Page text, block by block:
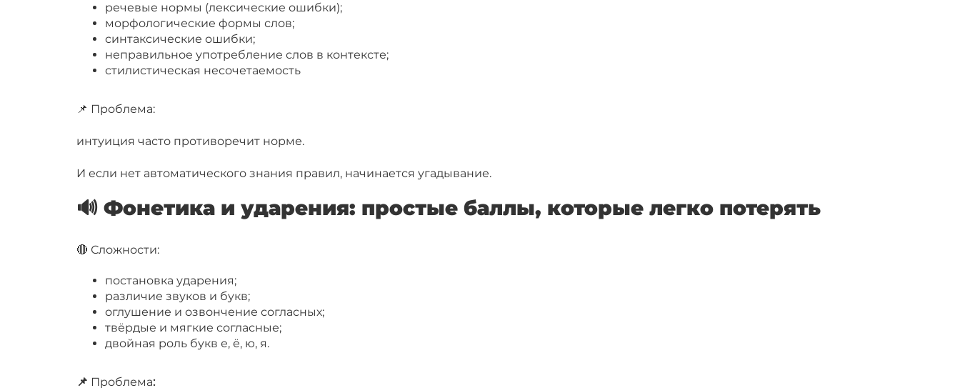
речевые нормы (лексические ошибки);
морфологические формы слов;
синтаксические ошибки;
неправильное употребление слов в контексте;
стилистическая несочетаемость
📌 Проблема:
интуиция часто противоречит норме.
И если нет автоматического знания правил, начинается угадывание.
🔊 Фонетика и ударения: простые баллы, которые легко потерять
🔴 Сложности:
постановка ударения;
различие звуков и букв;
оглушение и озвончение согласных;
твёрдые и мягкие согласные;
двойная роль букв е, ё, ю, я.
📌 Проблема: